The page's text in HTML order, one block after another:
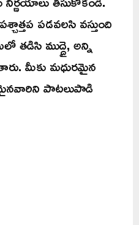
పడవలసి వస్తుంది
తడిసి ముద్దై, అన్ని
మీకు మధురమైన
పాటలుపాడి